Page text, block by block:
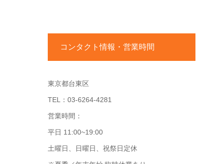
コンタクト情報・営業時間
東京都台東区
TEL：03-6264-4281
営業時間：
平日 11:00~19:00
土曜日、日曜日、祝祭日定休